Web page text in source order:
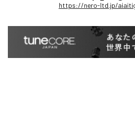
https://nero-ltd.jp/